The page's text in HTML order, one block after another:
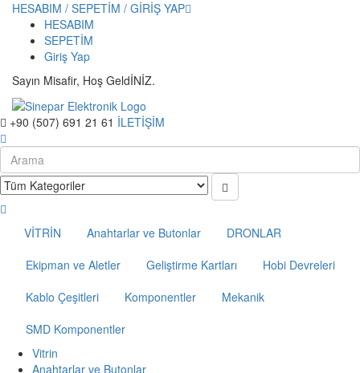
HESABIM / SEPETİM / GİRİŞ YAP
HESABIM
SEPETİM
Giriş Yap
Sayın Misafir, Hoş GeldİNİZ.
+90 (507) 691 21 61 İLETİŞİM
VİTRİN Anahtarlar ve Butonlar
DRONLAR
Ekipman ve Aletler
Geliştirme Kartları
Hobi Devreleri
Kablo Çeşitleri
Komponentler
Mekanik
SMD Komponentler
Vitrin
Anahtarlar ve Butonlar